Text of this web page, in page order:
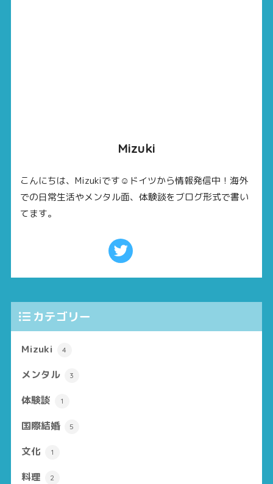
Mizuki
こんにちは、Mizukiです☺ドイツから情報発信中！海外
での日常生活やメンタル面、体験談をブログ形式で書い
てます。
カテゴリー
Mizuki 4
メンタル 3
体験談 1
国際結婚 5
文化 1
料理 2